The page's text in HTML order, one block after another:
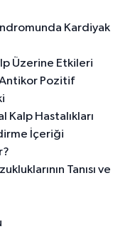
Kardiyak
Üzerine Etkileri
Pozitif
Kalp Hastalıkları
İçeriği
Tanısı ve